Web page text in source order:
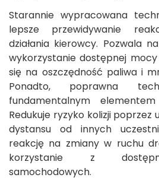
Starannie wypracowana
lepsze przewidywanie
działania kierowcy. Pozwala
wykorzystanie dostępnej mocy
się na oszczędność paliwa i
Ponadto, poprawna
fundamentalnym
Redukuje ryzyko kolizji
dystansu od innych
reakcję na zmiany w ruchu
korzystanie z
samochodowych.